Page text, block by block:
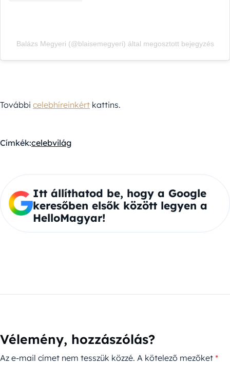
Balázs Megyeri (@blaisemegyeri) által megosztott bejegyzés
További celebhíreinkért kattins.
Címkék:celebvilág
Itt állíthatod be, hogy a Google
keresőben elsők között legyen a
HelloMagyar!
Vélemény, hozzászólás?
Az e-mail címet nem tesszük közzé. A kötelező mezőket *